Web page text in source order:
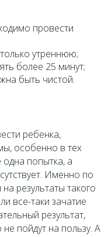
провести
утреннюю;
более 25 минут;
быть чистой.
ребенка,
особенно в тех
одна попытка, а
Именно по
результаты такого
все-таки зачатие
результат,
пойдут на пользу. А